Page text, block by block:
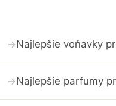
→Najlepšie voňavky
→Najlepšie parfumy